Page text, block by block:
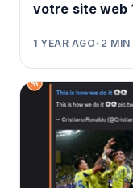
votre site web
1 YEAR AGO• 2 MIN